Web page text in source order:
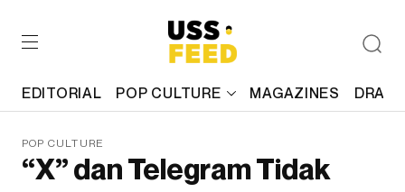
EDITORIAL POP CULTURE MAGAZINES
POP CULTURE
“X” dan Telegram Tidak